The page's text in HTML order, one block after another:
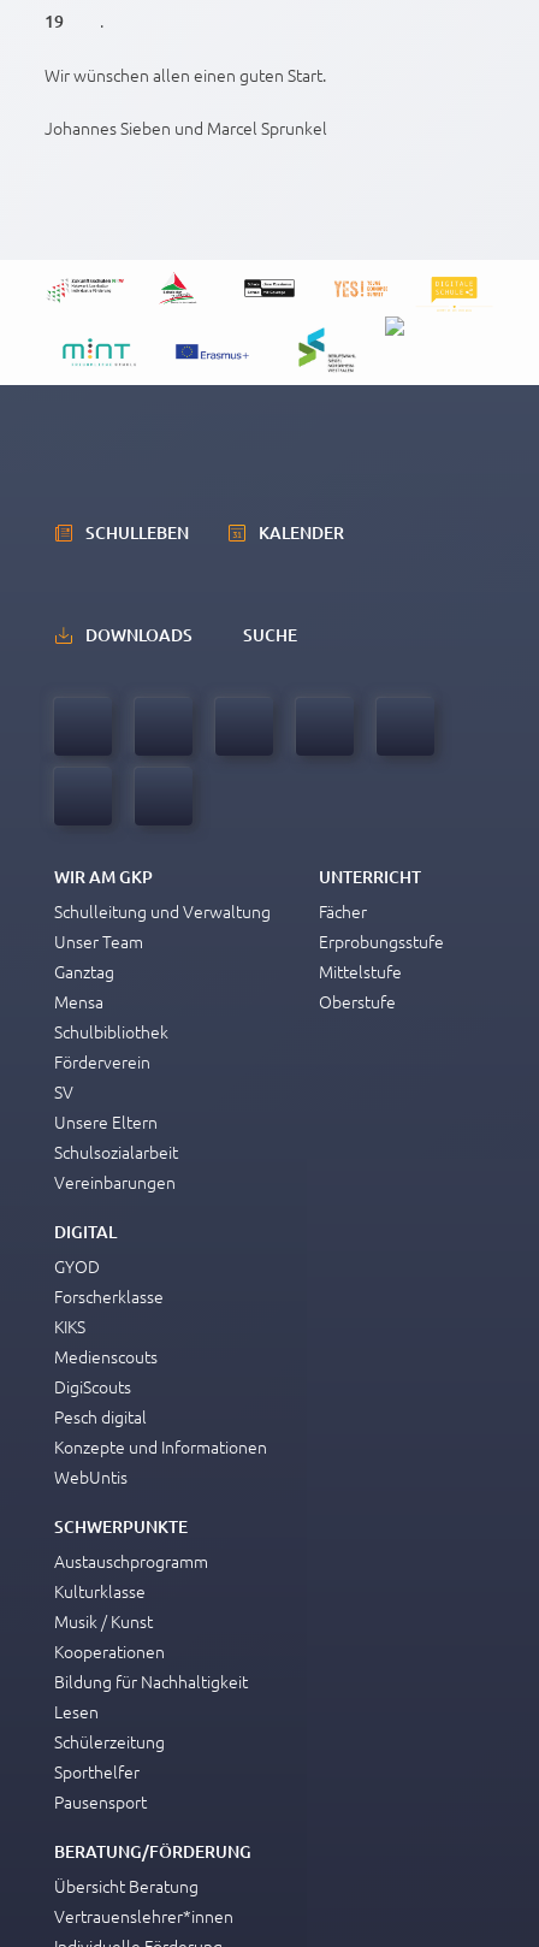
19
.
Wir wünschen allen einen guten Start.
Johannes Sieben und Marcel Sprunkel
SCHULLEBEN KALENDER
DOWNLOADS SUCHE
WIR AM GKP
Schulleitung und Verwaltung
Unser Team
Ganztag
Mensa
Schulbibliothek
Förderverein
SV
Unsere Eltern
Schulsozialarbeit
Vereinbarungen
UNTERRICHT
Fächer
Erprobungsstufe
Mittelstufe
Oberstufe
DIGITAL
GYOD
Forscherklasse
KIKS
Medienscouts
DigiScouts
Pesch digital
Konzepte und Informationen
WebUntis
SCHWERPUNKTE
Austauschprogramm
Kulturklasse
Musik / Kunst
Kooperationen
Bildung für Nachhaltigkeit
Lesen
Schülerzeitung
Sporthelfer
Pausensport
BERATUNG/FÖRDERUNG
Übersicht Beratung
Vertrauenslehrer*innen